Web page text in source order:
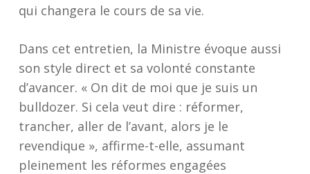
qui changera le cours de sa vie.
Dans cet entretien, la Ministre évoque aussi
son style direct et sa volonté constante
d’avancer. « On dit de moi que je suis un
bulldozer. Si cela veut dire : réformer,
trancher, aller de l’avant, alors je le
revendique », affirme-t-elle, assumant
pleinement les réformes engagées